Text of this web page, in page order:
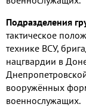
Подразделения
тактическое
технике ВСУ,
нацгвардии в
вооружённых
военнослужащих.